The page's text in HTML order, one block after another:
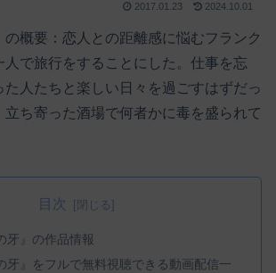
2017.01.23 2024.10.01
の概要：恋人との距離感に悩むフランク
人で旅行をすることにした。仕事を忘
た人たちと楽しい日々を過ごすはずだっ
立ち寄った酒場で何者かに毒を盛られて
目次
牙』の作品情報
牙』をフルで無料視聴できる動画配信一